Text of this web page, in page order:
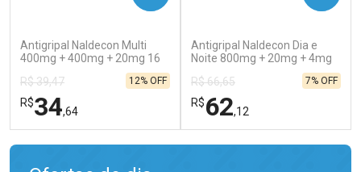
Antigripal Naldecon Multi
400mg + 400mg + 20mg 16
R$ 39,47
R$34,64
12% OFF
Antigripal Naldecon Dia e
Noite 800mg + 20mg + 4mg
R$ 66,65
R$62,12
7% OFF